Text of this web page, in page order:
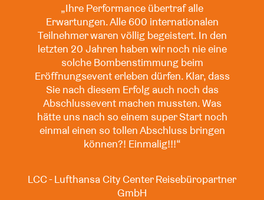
„Ihre Performance übertraf alle
Erwartungen. Alle 600 internationalen
Teilnehmer waren völlig begeistert. In den
letzten 20 Jahren haben wir noch nie eine
solche Bombenstimmung beim
Eröffnungsevent erleben dürfen. Klar, dass
Sie nach diesem Erfolg auch noch das
Abschlussevent machen mussten. Was
hätte uns nach so einem super Start noch
einmal einen so tollen Abschluss bringen
können?! Einmalig!!!“
LCC - Lufthansa City Center Reisebüropartner
GmbH